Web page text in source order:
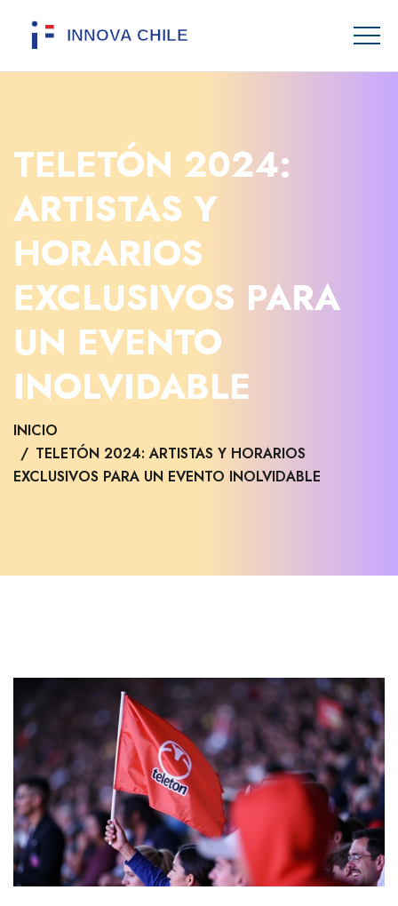
TELETÓN 2024:
ARTISTAS Y
HORARIOS
EXCLUSIVOS PARA
UN EVENTO
INOLVIDABLE
INICIO
TELETÓN 2024: ARTISTAS Y HORARIOS
EXCLUSIVOS PARA UN EVENTO INOLVIDABLE